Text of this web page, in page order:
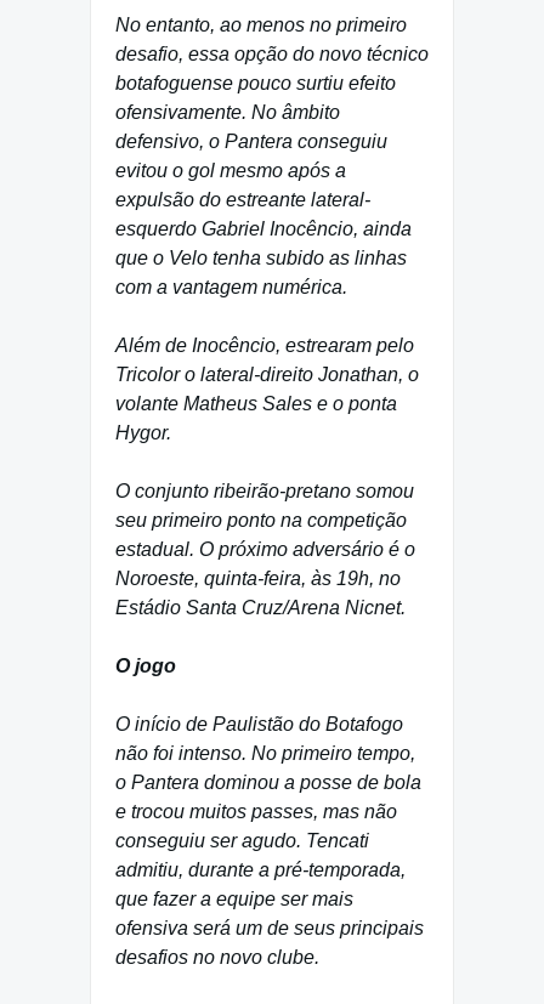
No entanto, ao menos no primeiro
desafio, essa opção do novo técnico
botafoguense pouco surtiu efeito
ofensivamente. No âmbito
defensivo, o Pantera conseguiu
evitou o gol mesmo após a
expulsão do estreante lateral-
esquerdo Gabriel Inocêncio, ainda
que o Velo tenha subido as linhas
com a vantagem numérica.
Além de Inocêncio, estrearam pelo
Tricolor o lateral-direito Jonathan, o
volante Matheus Sales e o ponta
Hygor.
O conjunto ribeirão-pretano somou
seu primeiro ponto na competição
estadual. O próximo adversário é o
Noroeste, quinta-feira, às 19h, no
Estádio Santa Cruz/Arena Nicnet.
O jogo
O início de Paulistão do Botafogo
não foi intenso. No primeiro tempo,
o Pantera dominou a posse de bola
e trocou muitos passes, mas não
conseguiu ser agudo. Tencati
admitiu, durante a pré-temporada,
que fazer a equipe ser mais
ofensiva será um de seus principais
desafios no novo clube.